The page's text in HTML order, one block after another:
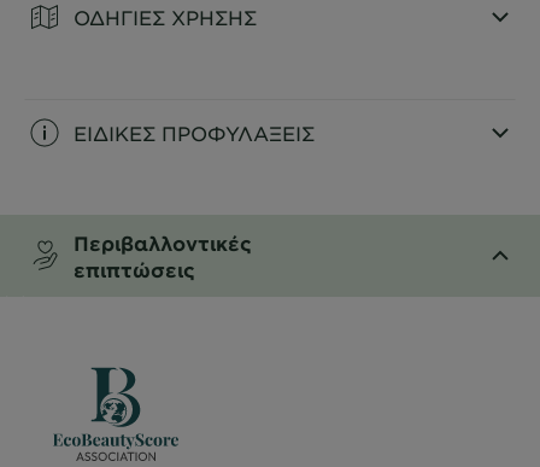
ΟΔΗΓΙΕΣ ΧΡΗΣΗΣ
ΕΙΔΙΚΕΣ ΠΡΟΦΥΛΑΞΕΙΣ
Περιβαλλοντικές
επιπτώσεις